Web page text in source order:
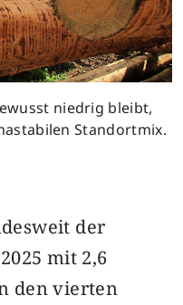
niedrig bleibt,
Standortmix.
der
mit 2,6
den vierten